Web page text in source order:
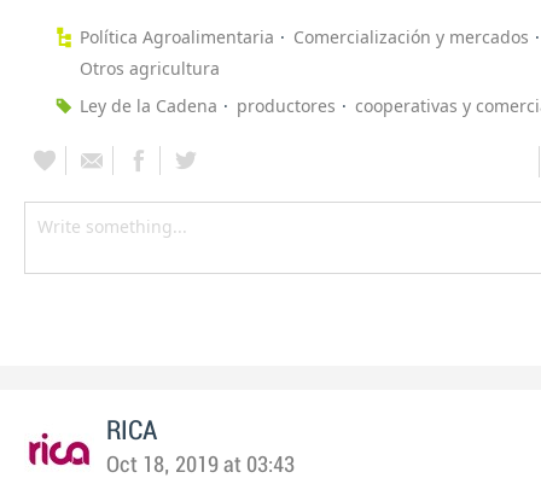
Política Agroalimentaria
Comercialización y mercados
Otros agricultura
Ley de la Cadena
productores cooperativas y
RICA
Oct 18, 2019 at 03:43